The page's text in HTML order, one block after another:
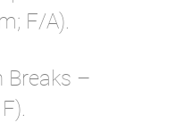
F/A).
Breaks –